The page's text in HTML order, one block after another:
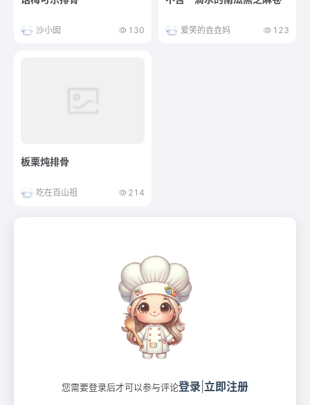
沙小囡 130 爱笑的垚垚妈 123
板栗炖排骨
吃在百山祖 214
您需要登录后才可以参与评论登录 立即注册